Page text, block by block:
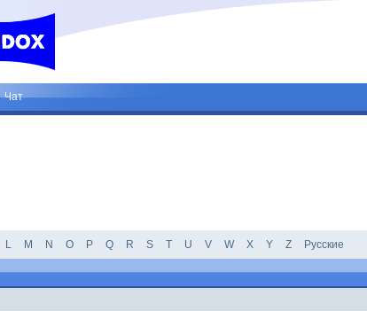
Чат
L M N O P Q R S T U V W X Y Z Русские